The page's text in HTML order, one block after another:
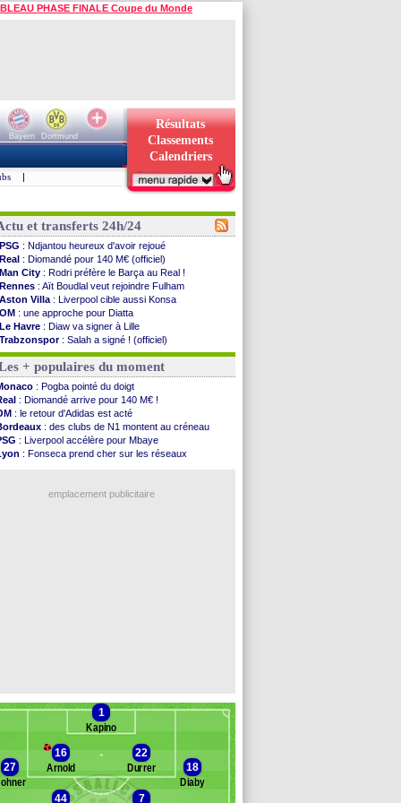
PHASE FINALE Coupe du Monde
Bayern
Dortmund
Résultats
Classements
Calendriers
|
et transferts 24h/24
PSG : Ndjantou heureux d'avoir rejoué
Real : Diomandé pour 140 M€ (officiel)
Man City : Rodri préfère le Barça au Real !
Rennes : Aït Boudlal veut rejoindre Fulham
Aston Villa : Liverpool cible aussi Konsa
OM : une approche pour Diatta
Le Havre : Diaw va signer à Lille
Trabzonspor : Salah a signé ! (officiel)
Bordeaux: les mots de Mavuba
FIFA: Al-Khelaïfi président ? Tebas dit non
Fenerbahçe: Greenwood savoure son premier ...
: Mavuba n'est plus l'entraîneur (off.)
Galatasaray: Milan rejette 35 M€ pour Leão
Southampton : D. Traoré prêté au Mans (officiel)
Real: Vinicius tout proche de prolonger !
VIDEO: un accueil impressionnant pour Salah !
: Diomandé attendu ce jeudi à Madrid !
: la Liga quitte beIN Sports !
+ populaires du moment
: Pogba pointé du doigt
: Diomandé arrive pour 140 M€ !
: le retour d'Adidas est acté
: des clubs de N1 montent au créneau
: Liverpool accélère pour Mbaye
: Fonseca prend cher sur les réseaux
emplacement publicitaire
1
Kapino
16
Arnold
22
Durrer
27
18
Diaby
44
7